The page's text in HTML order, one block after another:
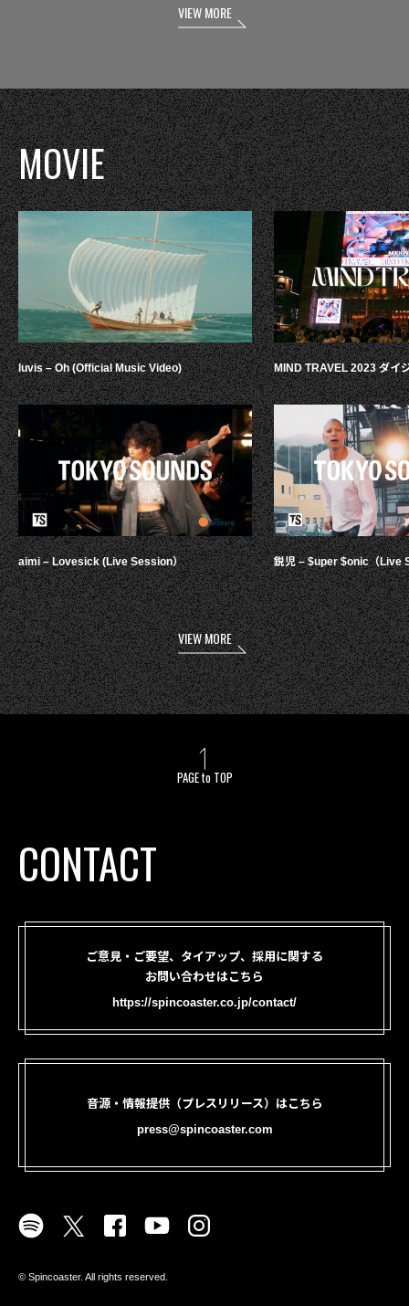
VIEW MORE
MOVIE
luvis – Oh (Official Music Video)
aimi – Lovesick (Live Session）
MIND TRAVEL 2023 ダイ
鋭児 – $uper $onic（Live
VIEW MORE
PAGE to TOP
CONTACT
ご意見・ご要望、タイアップ、採用に関する
お問い合わせはこちら
https://spincoaster.co.jp/contact/
音源・情報提供（プレスリリース）はこちら
press@spincoaster.com
©︎ Spincoaster. All rights reserved.